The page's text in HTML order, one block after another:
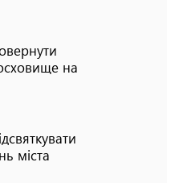
на
міста